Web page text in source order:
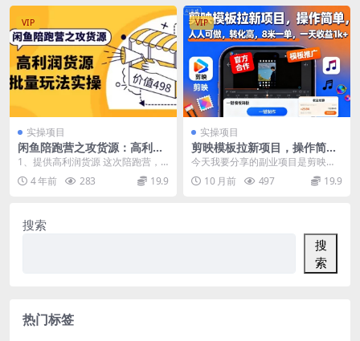
VIP
实操项目
闲鱼陪跑营之攻货源：高利润
货源批量玩法，月入过万实操
（价值498）
1、提供高利润货源 这次陪跑营，
重心是放在货源上，也就是说我们
直接提供高利的货源...
4 年前 283 19.9
VIP
实操项目
剪映模板拉新项目，操作简
单，人人可做，转化高，8米
一单，一天收益1k+
今天我要分享的副业项目是剪映模
板拉新项目，正式介绍这个项目之
前，大家先看下别人3...
10 月前 497 19.9
搜索
搜
索
热门标签